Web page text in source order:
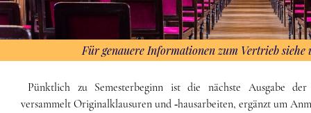
Für genauere Informationen zum Vertrieb siehe
Pünktlich zu Semesterbeginn ist die nächste Ausgabe
versammelt Original­klausuren und ‑hausarbeiten, ergänzt um